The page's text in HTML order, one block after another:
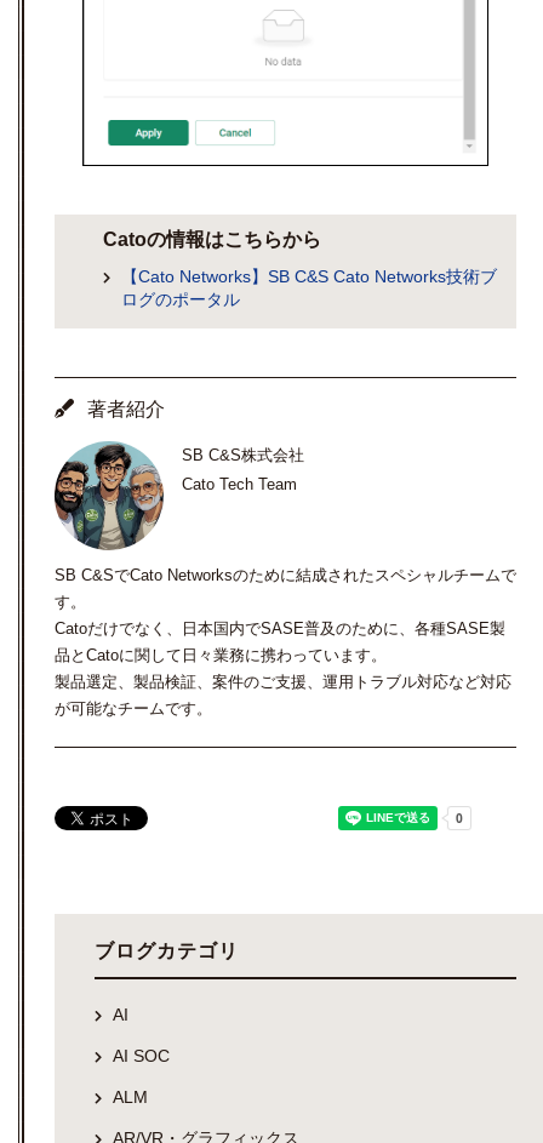
Catoの情報はこちらから
【Cato Networks】SB C&S Cato Networks技術ブ
ログのポータル
著者紹介
SB C&S株式会社
Cato Tech Team
SB C&SでCato Networksのために結成されたスペシャルチームで
す。
Catoだけでなく、日本国内でSASE普及のために、各種SASE製
品とCatoに関して日々業務に携わっています。
製品選定、製品検証、案件のご支援、運用トラブル対応など対応
が可能なチームです。
ブログカテゴリ
AI
AI SOC
ALM
AR/VR・グラフィックス